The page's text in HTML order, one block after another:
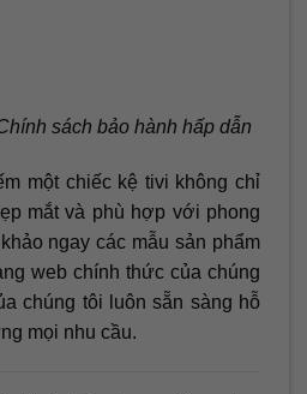
sách bảo hành hấp dẫn
một chiếc kệ tivi không chỉ
mắt và phù hợp với phong
ngay các mẫu sản phẩm
web chính thức của chúng
chúng tôi luôn sẵn sàng hỗ
mọi nhu cầu.